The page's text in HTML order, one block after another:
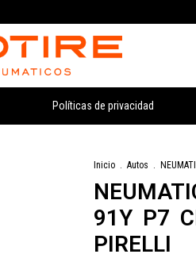
Políticas de privacidad
Inicio . Autos .
91Y P7
PIRELLI